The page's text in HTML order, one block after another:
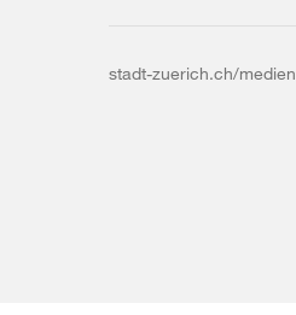
stadt-zuerich.ch/medien